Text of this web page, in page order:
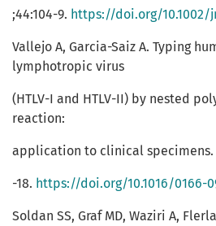
;44:104-9. https://doi.org/10.1002/
Vallejo A, Garcia-Saiz A. Typing
lymphotropic virus
(HTLV-I and HTLV-II) by nested
reaction:
application to clinical specimens.
-18. https://doi.org/10.1016/0166-
Soldan SS, Graf MD, Waziri A,